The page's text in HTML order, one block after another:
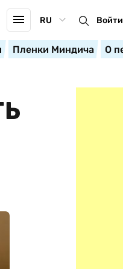
RU Войти
Пленки Миндича О